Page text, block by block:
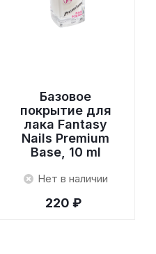
Базовое
покрытие для
лака Fantasy
Nails Premium
Base, 10 ml
Нет в наличии
220 ₽